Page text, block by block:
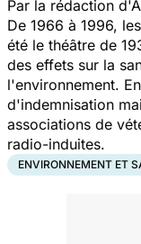
Par la rédaction
De 1966 à 1996,
été le théâtre de
des effets sur la
l'environnement.
d'indemnisation
associations de
radio-induites.
ENVIRONNEMENT ET